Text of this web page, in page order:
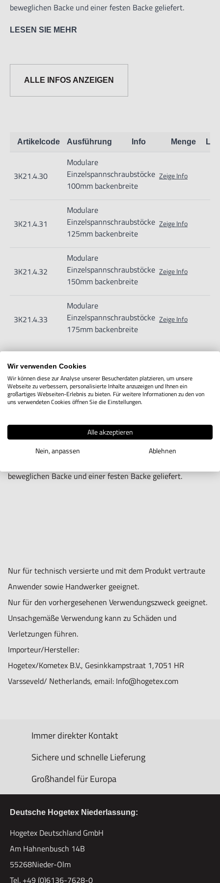
beweglichen Backe und einer festen Backe geliefert.
Unsachgemäße Verwendung kann zu Schäden und
Verletzungen führen.
Importeur/Hersteller:
Varsseveld/ Netherlands, email: Info@hogetex.com
LESEN SIE MEHR
ALLE INFOS ANZEIGEN
Artikelcode Ausführung Info Menge
3K21.4.30
Modulare
Einzelspannschraubstöcke
100mm backenbreite
Zeige Info
3K21.4.31
Modulare
Einzelspannschraubstöcke
125mm backenbreite
Zeige Info
3K21.4.32
Modulare
Einzelspannschraubstöcke
150mm backenbreite
Zeige Info
3K21.4.33
Modulare
Einzelspannschraubstöcke
175mm backenbreite
Zeige Info
IN DEN WARENKORB
beweglichen Backe und einer festen Backe geliefert.
Nur für technisch versierte und mit dem Produkt vertraute
Anwender sowie Handwerker geeignet.
Nur für den vorhergesehenen Verwendungszweck geeignet.
Unsachgemäße Verwendung kann zu Schäden und
Verletzungen führen.
Importeur/Hersteller:
Hogetex/Kometex B.V., Gesinkkampstraat 1,7051 HR
Varsseveld/ Netherlands, email: Info@hogetex.com
Immer direkter Kontakt
Sichere und schnelle Lieferung
Großhandel für Europa
Deutsche Hogetex Niederlassung:
Hogetex Deutschland GmbH
Am Hahnenbusch 14B
55268Nieder-Olm
Tel. +49 (0)6136-7628-0
Wir verwenden Cookies
Wir können diese zur Analyse unserer Besucherdaten platzieren, um unsere
Webseite zu verbessern, personalisierte Inhalte anzuzeigen und Ihnen ein
großartiges Webseiten-Erlebnis zu bieten. Für weitere Informationen zu den von
uns verwendeten Cookies öffnen Sie die Einstellungen.
Alle akzeptieren
Nein, anpassen
Ablehnen